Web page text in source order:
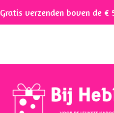
Gratis verzenden boven de €